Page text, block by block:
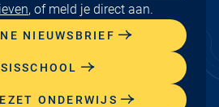
, of meld je direct aan.
NIEUWSBRIEF
ONDERWIJS